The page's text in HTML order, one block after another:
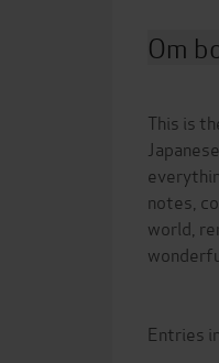
Om
This is
notes,
world,
Entries